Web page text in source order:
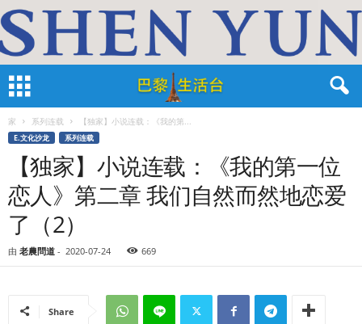
家 系列连载 【独家】小说连载：《我的第...
E.文化沙龙 系列连载
【独家】小说连载：《我的第一位
恋人》第二章 我们自然而然地恋爱
了（2）
由 老農問道 - 2020-07-24 669
Share